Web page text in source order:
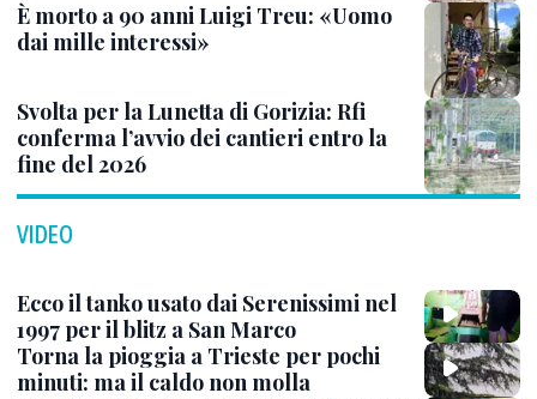
È morto a 90 anni Luigi Treu: «Uomo
dai mille interessi»
Svolta per la Lunetta di Gorizia: Rfi
conferma l’avvio dei cantieri entro la
fine del 2026
VIDEO
Ecco il tanko usato dai Serenissimi nel
1997 per il blitz a San Marco
Torna la pioggia a Trieste per pochi
minuti: ma il caldo non molla